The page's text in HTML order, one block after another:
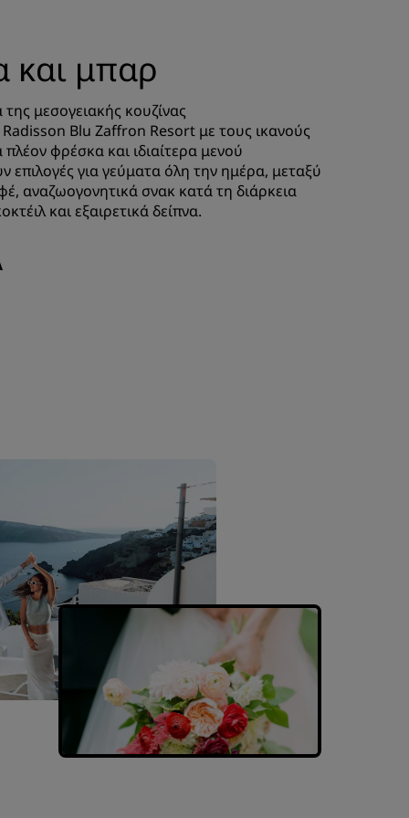
και μπαρ
μεσογειακής κουζίνας
Blu Zaffron Resort με τους ικανούς
φρέσκα και ιδιαίτερα μενού
επιλογές για γεύματα όλη την ημέρα, μεταξύ
αναζωογονητικά σνακ κατά τη διάρκεια
και εξαιρετικά δείπνα.